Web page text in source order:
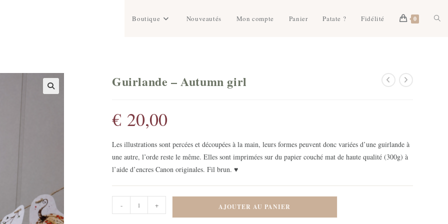
Boutique Nouveautés Mon compte Panier Patate ? Fidélité 0
Guirlande – Autumn girl
€ 20,00
Les illustrations sont percées et découpées à la main, leurs formes peuvent donc variées d’une guirlande à
une autre, l’orde reste le même. Elles sont imprimées sur du papier couché mat de haute qualité (300g) à
l’aide d’encres Canon originales. Fil brun. ♥
de
- + AJOUTER AU PANIER